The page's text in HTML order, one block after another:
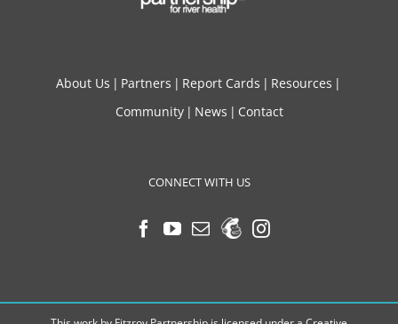
About Us Partners Report Cards
Resources
Community
News Contact
CONNECT WITH US